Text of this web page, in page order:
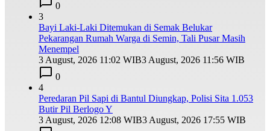
0
3
Bayi Laki-Laki Ditemukan di Semak Belukar
Pekarangan Rumah Warga di Semin, Tali Pusar Masih
Menempel
3 August, 2026 11:02 WIB3 August, 2026 11:56 WIB
0
4
Peredaran Pil Sapi di Bantul Diungkap, Polisi Sita 1.053
Butir Pil Berlogo Y
3 August, 2026 12:08 WIB3 August, 2026 17:55 WIB